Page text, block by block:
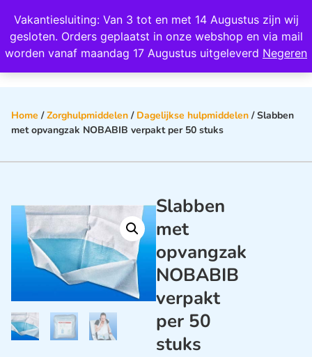
Vakantiesluiting: Van 3 tot en met 14 Augustus zijn wij
gesloten. Orders geplaatst in onze webshop en via mail
worden vanaf maandag 17 Augustus uitgeleverd Negeren
Wij scoren een 4,8 op Google
Home /Zorghulpmiddelen / Dagelijkse hulpmiddelen / Slabben
met opvangzak NOBABIB verpakt per 50 stuks
Slabben
met
opvangzak
NOBABIB
verpakt
per 50
stuks